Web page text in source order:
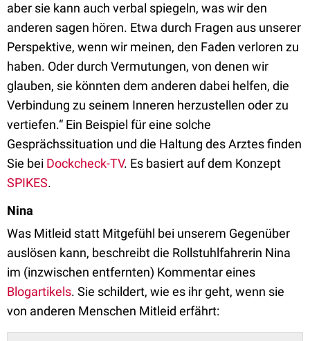
aber sie kann auch verbal spiegeln, was wir den
anderen sagen hören. Etwa durch Fragen aus unserer
Perspektive, wenn wir meinen, den Faden verloren zu
haben. Oder durch Vermutungen, von denen wir
glauben, sie könnten dem anderen dabei helfen, die
Verbindung zu seinem Inneren herzustellen oder zu
vertiefen.“ Ein Beispiel für eine solche
Gesprächssituation und die Haltung des Arztes finden
Sie bei Dockcheck-TV. Es basiert auf dem Konzept
SPIKES.
Nina
Was Mitleid statt Mitgefühl bei unserem Gegenüber
auslösen kann, beschreibt die Rollstuhlfahrerin Nina
im (inzwischen entfernten) Kommentar eines
Blogartikels. Sie schildert, wie es ihr geht, wenn sie
von anderen Menschen Mitleid erfährt: